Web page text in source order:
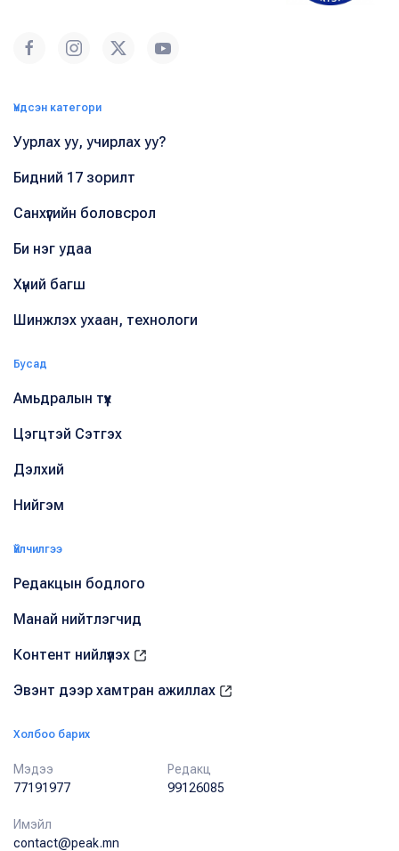
Үндсэн категори
Уурлах уу, учирлах уу?
Бидний 17 зорилт
Санхүүгийн боловсрол
Би нэг удаа
Хүний багш
Шинжлэх ухаан, технологи
Бусад
Амьдралын түүх
Цэгцтэй Сэтгэх
Дэлхий
Нийгэм
Үйлчилгээ
Редакцын бодлого
Манай нийтлэгчид
Контент нийлүүлэх
Эвэнт дээр хамтран ажиллах
Холбоо барих
Мэдээ
77191977
Редакц
99126085
Имэйл
contact@peak.mn